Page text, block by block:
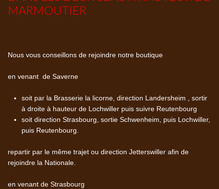
MARMOUTIER
Nous vous conseillons de rejoindre notre boutique
en venant de Saverne
soit par la Brasserie la licorne, direction Landersheim , sortir
à droite à hauteur de Lochwiller puis suivre Reutenbourg
soit direction Strasbourg, sortie Schwenheim, puis Lochwiller,
puis Reutenbourg.
repartir par le même trajet ou direction Jetterswiller afin de
rejoindre la Nationale.
en venant de Strasbourg